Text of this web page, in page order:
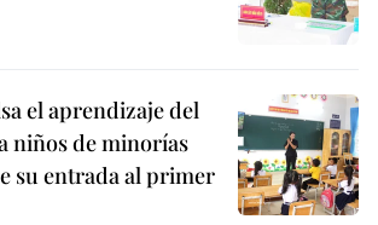
el aprendizaje del
niños de minorías
su entrada al primer